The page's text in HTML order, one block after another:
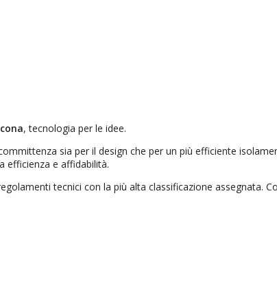
, tecnologia per le idee.
sia per il design che per un più efficiente
efficienza e affidabilità.
tecnici con la più alta classificazione assegnata.